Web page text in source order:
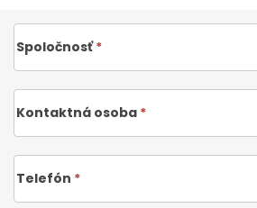
Spoločnosť*
Kontaktná osoba *
Telefón *